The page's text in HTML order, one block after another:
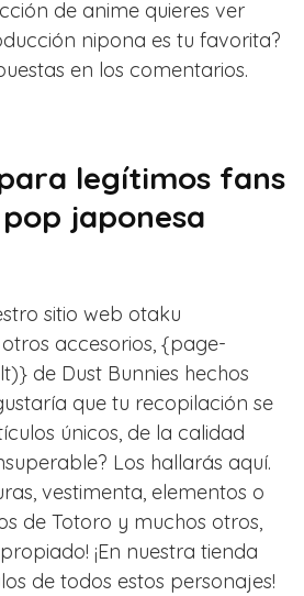
de anime quieres ver
nipona es tu favorita?
en los comentarios.
legítimos fans
japonesa
sitio web otaku
accesorios, {page-
de Dust Bunnies hechos
que tu recopilación se
únicos, de la calidad
Los hallarás aquí.
vestimenta, elementos o
de Totoro y muchos otros,
¡En nuestra tienda
de todos estos personajes!